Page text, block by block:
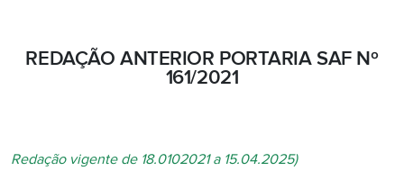
REDAÇÃO ANTERIOR PORTARIA SAF Nº
161/2021
Redação vigente de 18.0102021 a 15.04.2025)